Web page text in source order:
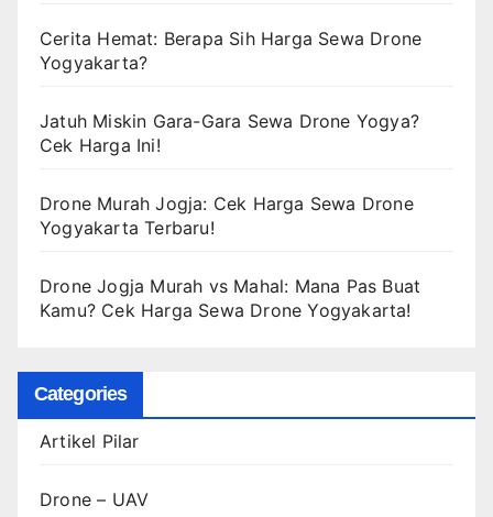
Cerita Hemat: Berapa Sih Harga Sewa Drone
Yogyakarta?
Jatuh Miskin Gara-Gara Sewa Drone Yogya?
Cek Harga Ini!
Drone Murah Jogja: Cek Harga Sewa Drone
Yogyakarta Terbaru!
Drone Jogja Murah vs Mahal: Mana Pas Buat
Kamu? Cek Harga Sewa Drone Yogyakarta!
Categories
Artikel Pilar
Drone – UAV